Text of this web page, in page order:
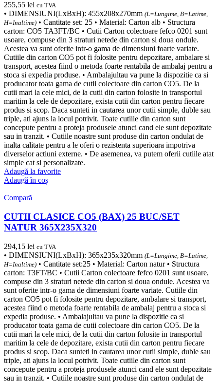
255,55 lei cu TVA
• DIMENSIUNI(LxBxH): 455x208x270mm (L=Lungime, B=Latime,
H=Inaltime) • Cantitate set: 25 • Material: Carton alb • Structura
carton: CO5 TA3FT/BC • Cutii Carton colectoare fefco 0201 sunt
usoare, compuse din 3 straturi netede din carton si doua ondule.
Acestea va sunt oferite intr-o gama de dimensiuni foarte variate.
Cutiile din carton CO5 pot fi folosite pentru depozitare, ambalare si
transport, acestea fiind o metoda foarte rentabila de ambalaj pentru a
stoca si expedia produse. • Ambalajultau va pune la dispozitie ca si
producator toata gama de cutii colectoare din carton CO5. De la
cutii mari la cele mici, de la cutii din carton folosite in transportul
maritim la cele de depozitare, exista cutii din carton pentru fiecare
produs si scop. Daca sunteti in cautarea unor cutii simple, duble sau
triple, ati ajuns la locul potrivit. Toate cutiile din carton sunt
concepute pentru a proteja produsele atunci cand ele sunt depozitate
sau in tranzit. • Cutiile noastre sunt produse din carton ondulat de
inalta calitate pentru a le oferi o rezistenta superioara impotriva
diverselor actiuni externe. • De asemenea, va putem oferii cutiile atat
simple cat si personalizate.
Adaugă la favorite
Adaugă în coș
Compară
CUTII CLASICE CO5 (BAX) 25 BUC/SET
NATUR 365X235X320
294,15 lei cu TVA
• DIMENSIUNI(LxBxH): 365x235x320mm (L=Lungime, B=Latime,
H=Inaltime) • Cantitate set:25 • Material: Carton natur • Structura
carton: T3FT/BC • Cutii Carton colectoare fefco 0201 sunt usoare,
compuse din 3 straturi netede din carton si doua ondule. Acestea va
sunt oferite intr-o gama de dimensiuni foarte variate. Cutiile din
carton CO5 pot fi folosite pentru depozitare, ambalare si transport,
acestea fiind o metoda foarte rentabila de ambalaj pentru a stoca si
expedia produse. • Ambalajultau va pune la dispozitie ca si
producator toata gama de cutii colectoare din carton CO5. De la
cutii mari la cele mici, de la cutii din carton folosite in transportul
maritim la cele de depozitare, exista cutii din carton pentru fiecare
produs si scop. Daca sunteti in cautarea unor cutii simple, duble sau
triple, ati ajuns la locul potrivit. Toate cutiile din carton sunt
concepute pentru a proteja produsele atunci cand ele sunt depozitate
sau in tranzit. • Cutiile noastre sunt produse din carton ondulat de